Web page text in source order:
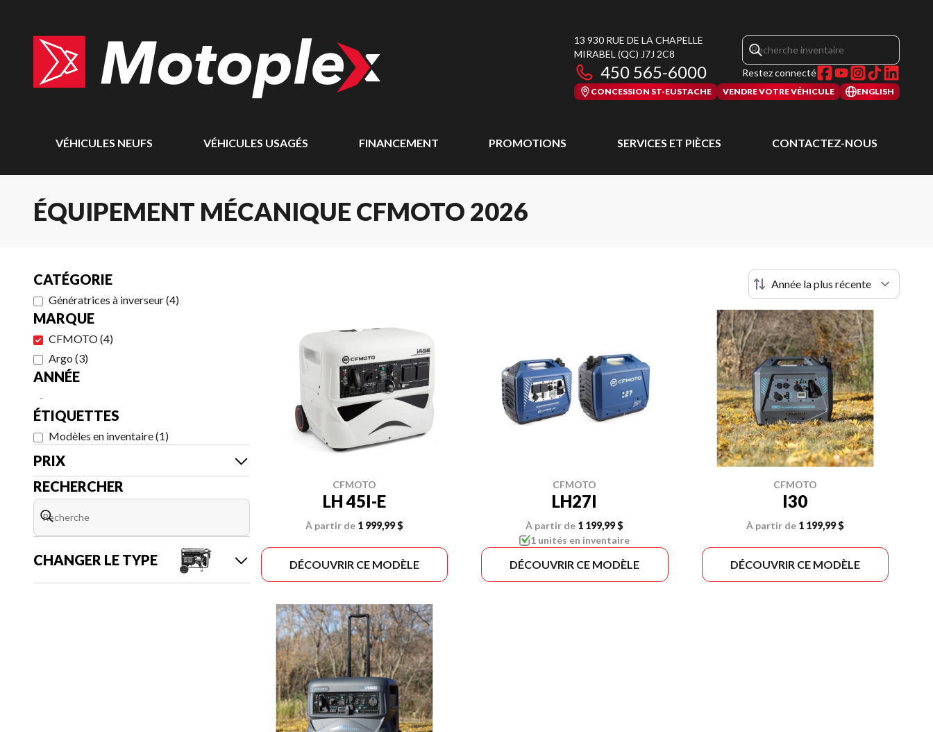
13 930 RUE DE LA CHAPELLE
MIRABEL (QC) J7J 2C8
450 565-6000 Restez connecté
CONCESSION ST-EUSTACHE VENDRE VOTRE VÉHICULE ENGLISH
VÉHICULES NEUFS VÉHICULES USAGÉS FINANCEMENT PROMOTIONS SERVICES ET PIÈCES CONTACTEZ-NOUS
ÉQUIPEMENT MÉCANIQUE CFMOTO 2026
CATÉGORIE
Génératrices à inverseur(4)
MARQUE
CFMOTO(4)
Argo (3)
ANNÉE
-
ÉTIQUETTES
Modèles en inventaire(1)
PRIX
RECHERCHER
CHANGER LE TYPE
CFMOTO
LH 45I-E
À partir de 1 999,99 $
DÉCOUVRIR CE MODÈLE
CFMOTO
LH27I
À partir de 1 199,99 $
1 unités en inventaire
DÉCOUVRIR CE MODÈLE
CFMOTO
I30
À partir de 1 199,99 $
DÉCOUVRIR CE MODÈLE